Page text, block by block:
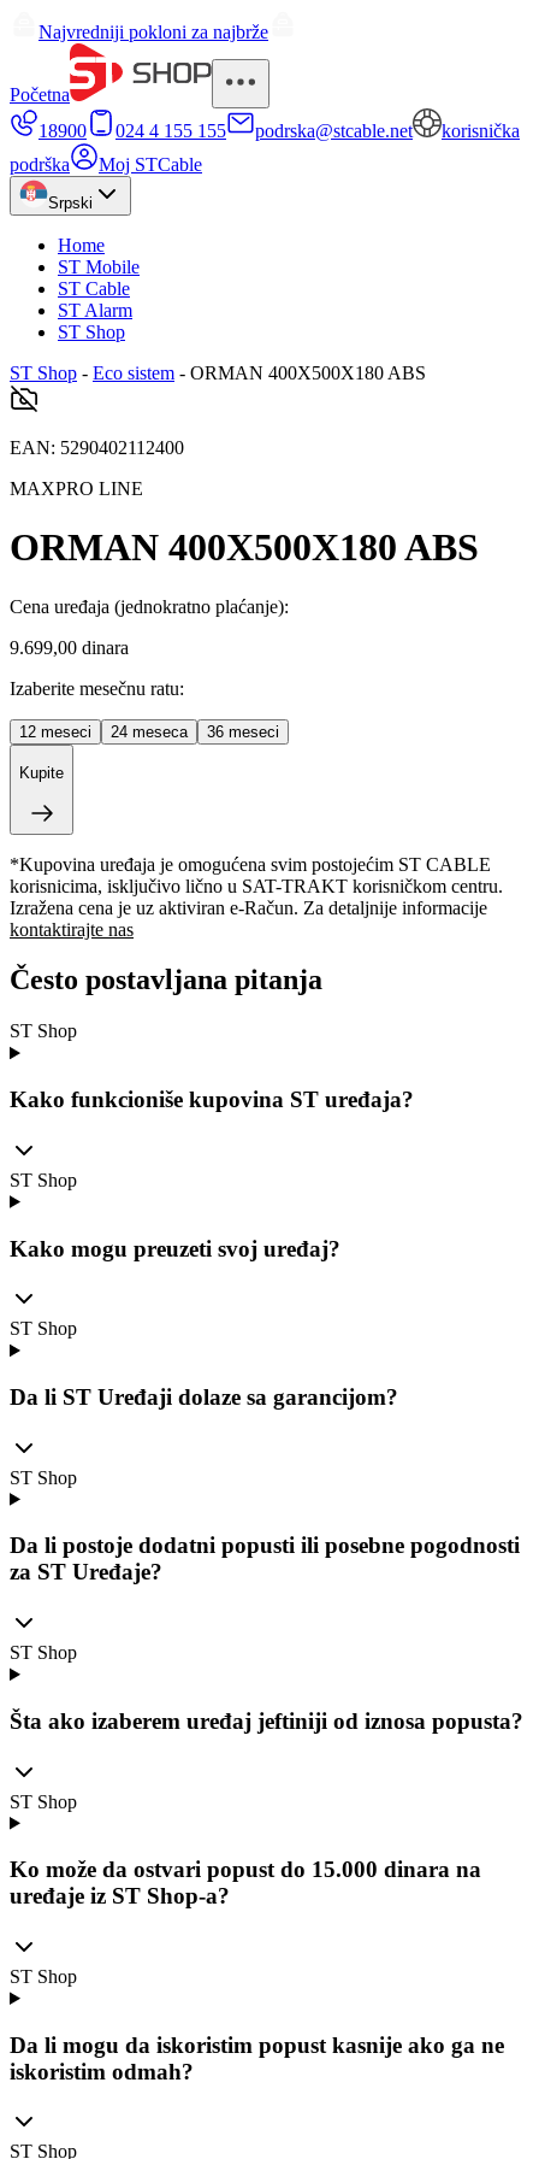
Najvredniji pokloni za najbrže
Početna
18900
024 4 155 155 podrska@stcable.net
korisnička
podrška
Moj STCable
Srpski
Home
ST Mobile
ST Cable
ST Alarm
ST Shop
ST Shop - Eco sistem - ORMAN 400X500X180 ABS
EAN: 5290402112400
MAXPRO LINE
ORMAN 400X500X180 ABS
Cena uređaja (jednokratno plaćanje):
9.699,00 dinara
Izaberite mesečnu ratu:
12 meseci 24 meseca 36 meseci
Kupite
*Kupovina uređaja je omogućena svim postojećim ST CABLE
korisnicima, isključivo lično u SAT-TRAKT korisničkom centru.
Izražena cena je uz aktiviran e-Račun. Za detaljnije informacije
kontaktirajte nas
Često postavljana pitanja
ST Shop
Kako funkcioniše kupovina ST uređaja?
ST Shop
Kako mogu preuzeti svoj uređaj?
ST Shop
Da li ST Uređaji dolaze sa garancijom?
ST Shop
Da li postoje dodatni popusti ili posebne pogodnosti
za ST Uređaje?
ST Shop
Šta ako izaberem uređaj jeftiniji od iznosa popusta?
ST Shop
Ko može da ostvari popust do 15.000 dinara na
uređaje iz ST Shop-a?
ST Shop
Da li mogu da iskoristim popust kasnije ako ga ne
iskoristim odmah?
ST Shop